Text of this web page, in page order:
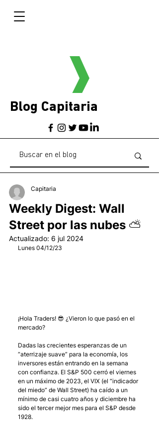
Blog Capitaria
Weekly Digest: Wall
Street por las nubes ⛅️
Capitaria
Actualizado: 6 jul 2024
Lunes 04/12/23
¡Hola Traders! 😎 ¿Vieron lo que pasó en el
mercado?
Dadas las crecientes esperanzas de un
“aterrizaje suave” para la economía, los
inversores están entrando en la semana
con confianza. El S&P 500 cerró el viernes
en un máximo de 2023, el VIX (el “indicador
del miedo” de Wall Street) ha caído a un
mínimo de casi cuatro años y diciembre ha
sido el tercer mejor mes para el S&P desde
1928.